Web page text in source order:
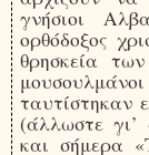
γνήσιοι
ορθόδοξος
θρησκεία
ταυτίστηκαν
(άλλωστε
και σήμερα